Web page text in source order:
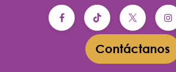
Contáctanos​​